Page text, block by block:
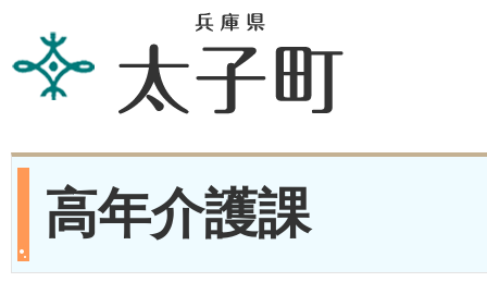
高年介護課